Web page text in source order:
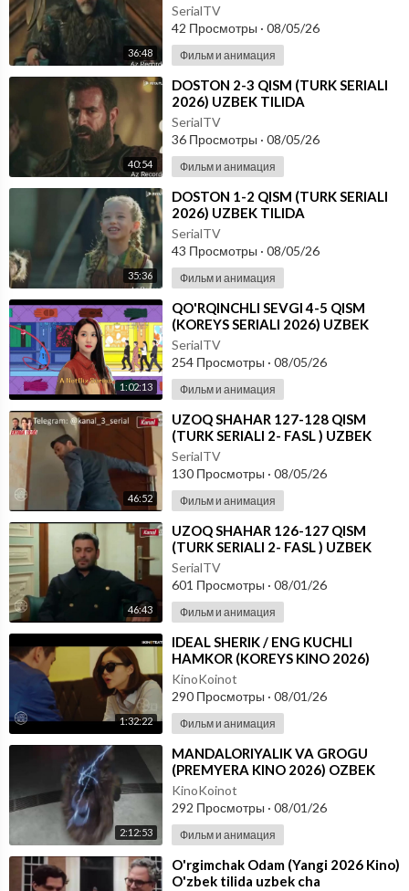
36:48
SerialTV
42 Просмотры · 08/05/26
Фильм и анимация
40:54
⁣DOSTON 2-3 QISM (TURK SERIALI
2026) UZBEK TILIDA
SerialTV
36 Просмотры · 08/05/26
Фильм и анимация
35:36
⁣DOSTON 1-2 QISM (TURK SERIALI
2026) UZBEK TILIDA
SerialTV
43 Просмотры · 08/05/26
Фильм и анимация
1:02:13
⁣⁣QO'RQINCHLI SEVGI 4-5 QISM
(KOREYS SERIALI 2026) UZBEK
TILIDA
SerialTV
254 Просмотры · 08/05/26
Фильм и анимация
46:52
⁣UZOQ SHAHAR 127-128 QISM
(TURK SERIALI 2- FASL ) UZBEK
TILIDA
SerialTV
130 Просмотры · 08/05/26
Фильм и анимация
46:43
⁣UZOQ SHAHAR 126-127 QISM
(TURK SERIALI 2- FASL ) UZBEK
TILIDA
SerialTV
601 Просмотры · 08/01/26
Фильм и анимация
1:32:22
⁣IDEAL SHERIK / ENG KUCHLI
HAMKOR (KOREYS KINO 2026)
UZBEK TILIDA
KinoKoinot
290 Просмотры · 08/01/26
Фильм и анимация
2:12:53
⁣MANDALORIYALIK VA GROGU
(PREMYERA KINO 2026) OZBEK
TILIDA
KinoKoinot
292 Просмотры · 08/01/26
Фильм и анимация
⁣O'rgimchak Odam (Yangi 2026 Kino)
O'zbek tilida uzbek cha